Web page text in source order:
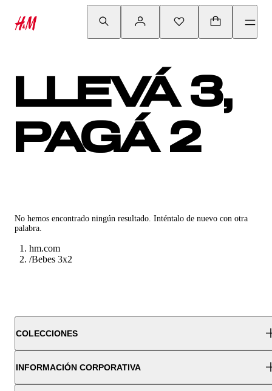
LLEVÁ 3,
PAGÁ 2
No hemos encontrado ningún resultado. Inténtalo de nuevo con otra
palabra.
hm.com
/Bebes 3x2
COLECCIONES
INFORMACIÓN CORPORATIVA